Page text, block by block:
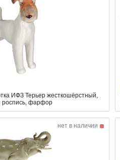
ИФЗ Терьер жесткошёрстный,
роспись, фарфор
нет в наличии